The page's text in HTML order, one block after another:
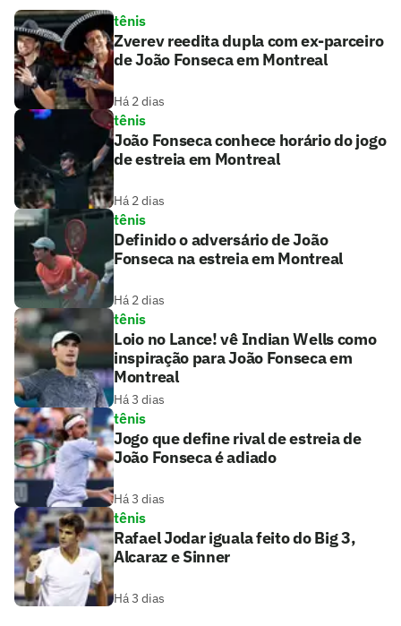
tênis
Zverev reedita dupla com ex-parceiro
de João Fonseca em Montreal
Há 2 dias
tênis
João Fonseca conhece horário do jogo
de estreia em Montreal
Há 2 dias
tênis
Definido o adversário de João
Fonseca na estreia em Montreal
Há 2 dias
tênis
Loio no Lance! vê Indian Wells como
inspiração para João Fonseca em
Montreal
Há 3 dias
tênis
Jogo que define rival de estreia de
João Fonseca é adiado
Há 3 dias
tênis
Rafael Jodar iguala feito do Big 3,
Alcaraz e Sinner
Há 3 dias